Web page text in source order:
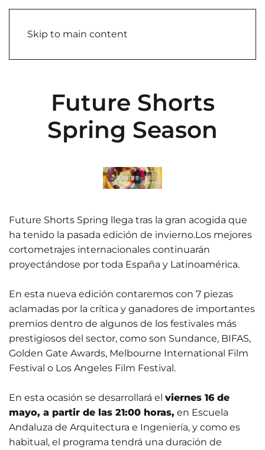
Skip to main content
Future Shorts
Spring Season
Future Shorts Spring llega tras la gran acogida que
ha tenido la pasada edición de invierno.Los mejores
cortometrajes internacionales continuarán
proyectándose por toda España y Latinoamérica.
En esta nueva edición contaremos con 7 piezas
aclamadas por la crítica y ganadores de importantes
premios dentro de algunos de los festivales más
prestigiosos del sector, como son Sundance, BIFAS,
Golden Gate Awards, Melbourne International Film
Festival o Los Angeles Film Festival.
En esta ocasión se desarrollará el viernes 16 de
mayo, a partir de las 21:00 horas, en Escuela
Andaluza de Arquitectura e Ingeniería, y como es
habitual, el programa tendrá una duración de